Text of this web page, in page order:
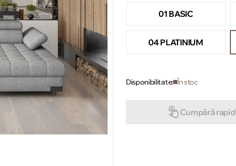
01 BASIC
04 PLATINIUM
Disponibilitate: În stoc
Cumpără rapid